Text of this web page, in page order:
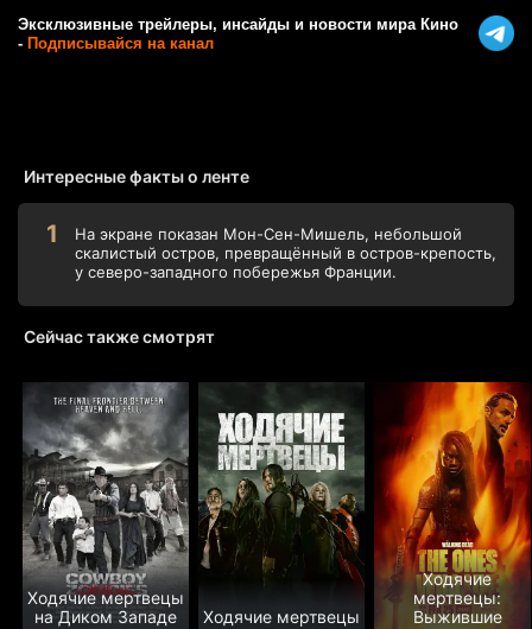
Эксклюзивные трейлеры, инсайды и новости мира Кино
- Подписывайся на канал
Интересные факты о ленте
На экране показан Мон-Сен-Мишель, небольшой
скалистый остров, превращённый в остров-крепость,
у северо-западного побережья Франции.
Сейчас также смотрят
Ходячие мертвецы
на Диком Западе
Ходячие мертвецы
Ходячие
мертвецы:
Выжившие